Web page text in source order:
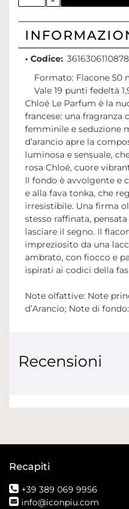
• Codice: 3616306110878
Formato: Flacone 50
Vale 19 punti fedeltà
Chloé Le Parfum è la
francese: una fragranza
femminile e seduzione
d’arancio apre la
luminosa e sensuale,
rosa Chloé, cuore
Il fondo è avvolgente e
e alla fava tonka, che
irresistibile. Una firma
stesso raffinata,
lasciare il segno. Il
impreziosito da una
ambrato, con fiocco e
ispirati ai codici della
Note olfattive: Note
d’Arancio; Note di
Recensioni
Recapiti
+39 389 069 9956
info@iconpiu.com